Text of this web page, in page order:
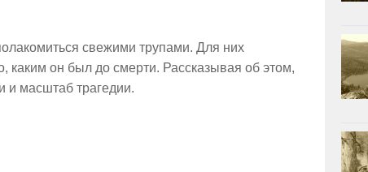
свежими трупами. Для них
он был до смерти. Рассказывая об этом,
и масштаб трагедии.